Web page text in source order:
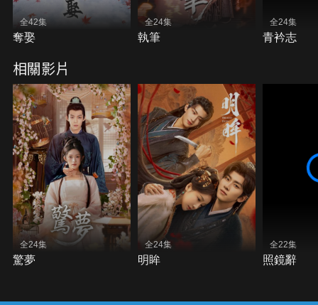
全42集
奪娶
全24集
執筆
全24集
青衿志
相關影片
全24集
驚夢
全24集
明眸
全22集
照鏡辭